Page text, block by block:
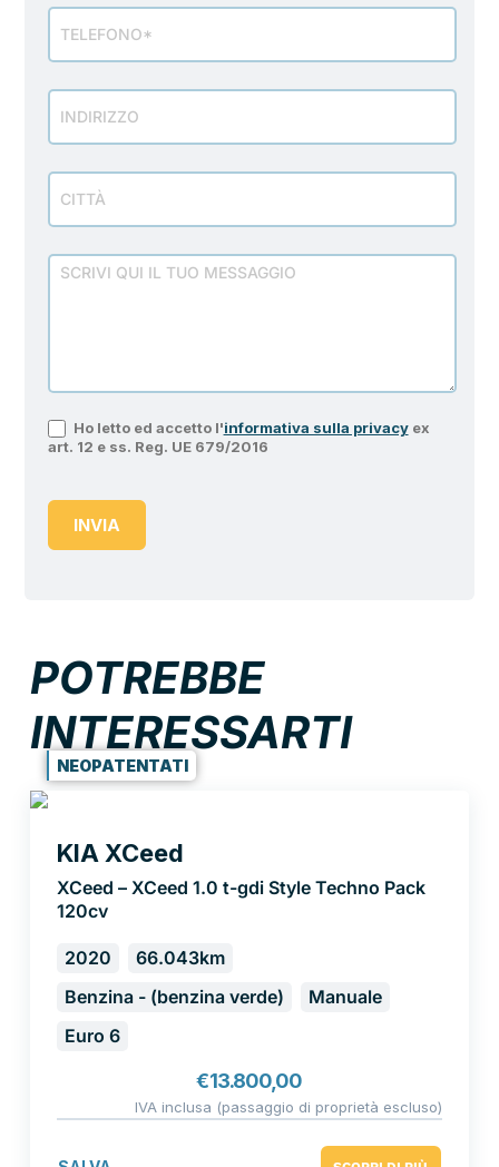
Ho letto ed accetto l'informativa sulla privacyex
art. 12 e ss. Reg. UE 679/2016
INVIA
POTREBBE
INTERESSARTI
NEOPATENTATI
KIA XCeed
XCeed – XCeed 1.0 t-gdi Style Techno Pack
120cv
2020
66.043km
Benzina - (benzina verde)
Manuale
Euro 6
€13.800,00
IVA inclusa (passaggio di proprietà escluso)